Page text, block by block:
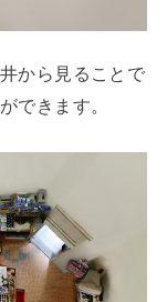
から見ることで
できます。